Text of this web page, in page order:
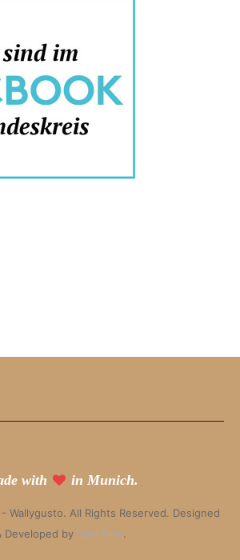
with in Munich.
Wallygusto. All Rights Reserved. Designed
Developed by Solo Pine.